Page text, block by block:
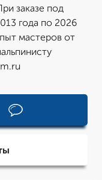
заказе под
года по 2026
мастеров от